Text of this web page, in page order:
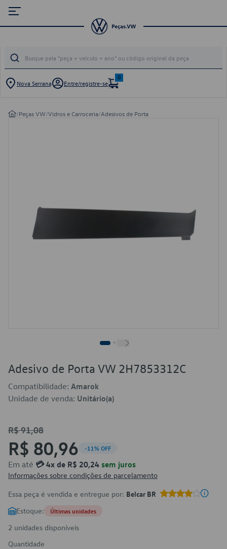
Nova Serrana Entre/registre-se
0
/Peças VW/Vidros e Carroceria/Adesivos de Porta
Adesivo de Porta VW 2H7853312C
Compatibilidade: Amarok
Unidade de venda: Unitário(a)
R$ 91,08
R$ 80,96 -11% OFF
Em até 💳 4x de R$ 20,24 sem juros
Informações sobre condições de parcelamento
Essa peça é vendida e entregue por: Belcar BR
Estoque: Últimas unidades
2 unidades disponíveis
Quantidade